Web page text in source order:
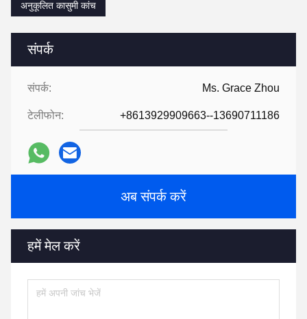
संपर्क
संपर्क: Ms. Grace Zhou
टेलीफोन: +8613929909663--13690711186
अब संपर्क करें
हमें मेल करें
अनुकूलित कासुमी कांच